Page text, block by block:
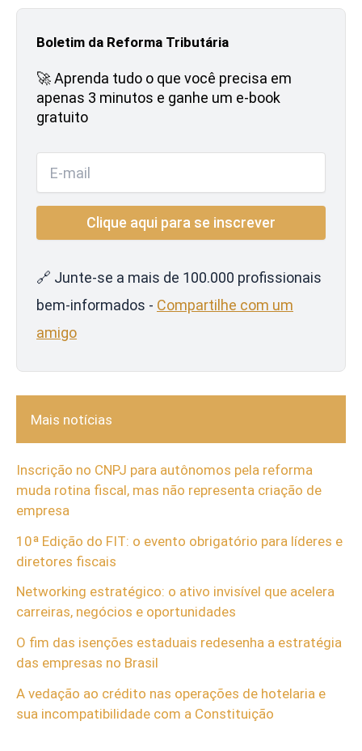
Boletim da Reforma Tributária
🚀 Aprenda tudo o que você precisa em
apenas 3 minutos e ganhe um e-book
gratuito
🔗 Junte-se a mais de 100.000 profissionais
bem-informados - Compartilhe com um
amigo
Mais notícias
Inscrição no CNPJ para autônomos pela reforma
muda rotina fiscal, mas não representa criação de
empresa
10ª Edição do FIT: o evento obrigatório para líderes e
diretores fiscais
Networking estratégico: o ativo invisível que acelera
carreiras, negócios e oportunidades
O fim das isenções estaduais redesenha a estratégia
das empresas no Brasil
A vedação ao crédito nas operações de hotelaria e
sua incompatibilidade com a Constituição